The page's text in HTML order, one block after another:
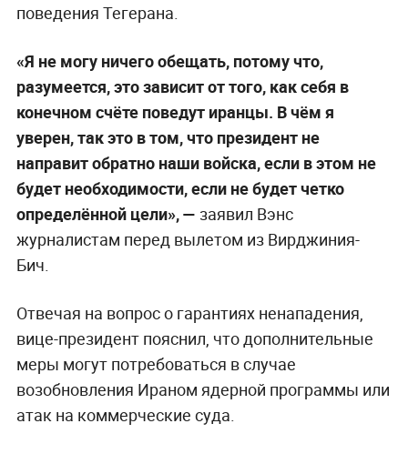
поведения Тегерана.
«Я не могу ничего обещать, потому что,
разумеется, это зависит от того, как себя в
конечном счёте поведут иранцы. В чём я
уверен, так это в том, что президент не
направит обратно наши войска, если в этом не
будет необходимости, если не будет четко
определённой цели», — заявил Вэнс
журналистам перед вылетом из Вирджиния-
Бич.
Отвечая на вопрос о гарантиях ненападения,
вице-президент пояснил, что дополнительные
меры могут потребоваться в случае
возобновления Ираном ядерной программы или
атак на коммерческие суда.